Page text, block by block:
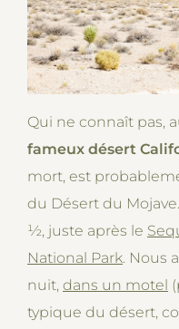
Qui ne connaît pas,
fameux désert
mort, est
du Désert du
½, juste après le
National Park. Nous
nuit, dans un motel
typique du désert,